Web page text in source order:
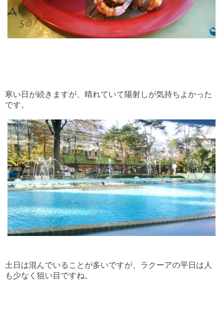
寒い日が続きますが、晴れていて陽射しが気持ちよかった
です。
土日は混んでいることが多いですが、ラクーアの平日は人
も少なく狙い目ですね。